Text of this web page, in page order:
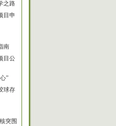
之路
目申
南
目公
”
球存
突围